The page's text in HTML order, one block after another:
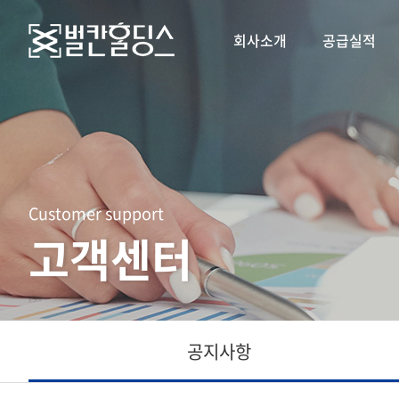
회사소개 공급실적
Customer support
고객센터
공지사항